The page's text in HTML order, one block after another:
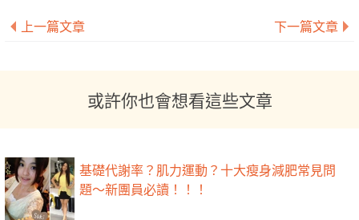
上一篇文章 下一篇文章
或許你也會想看這些文章
基礎代謝率？肌力運動？十大瘦身減肥常見問
題～新團員必讀！！！